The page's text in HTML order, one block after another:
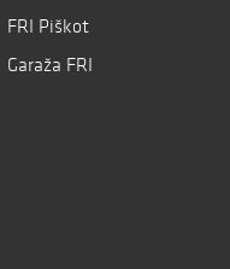
FRI Piškot
Garaža FRI